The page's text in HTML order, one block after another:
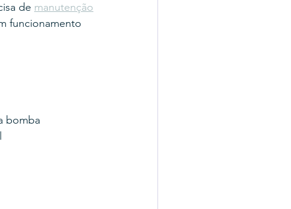
de manutenção
funcionamento
bomba